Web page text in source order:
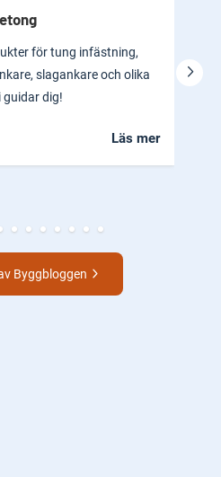
för tung infästning,
slagankare och olika
guidar dig!
Läs mer
Byggbloggen